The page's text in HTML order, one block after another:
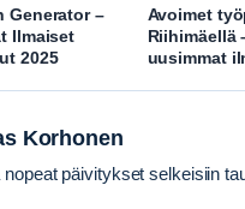
Generator –
Ilmaiset
2025
Avoimet
Riihimäellä
uusimmat
Korhonen
päivitykset selkeisiin